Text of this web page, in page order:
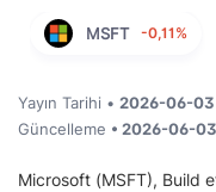
MSFT -0,11%
Yayın Tarihi • 2026-06-03
Güncelleme • 2026-06-03
Microsoft (MSFT), Build